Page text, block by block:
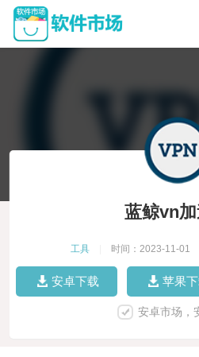
蓝鲸vn
工具 时间：2023-11-01
安卓下载 苹果
安卓市场，